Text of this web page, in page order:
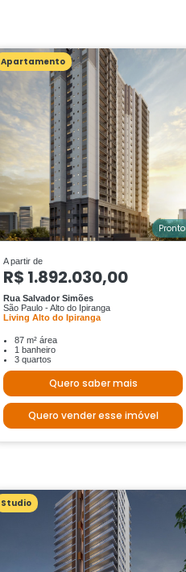
Apartamento
Pronto
A partir de
R$ 1.892.030,00
Rua Salvador Simões
São Paulo - Alto do Ipiranga
Living Alto do Ipiranga
87 m² área
1 banheiro
3 quartos
Quero saber mais
Quero vender esse imóvel
Studio